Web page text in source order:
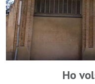
Ho